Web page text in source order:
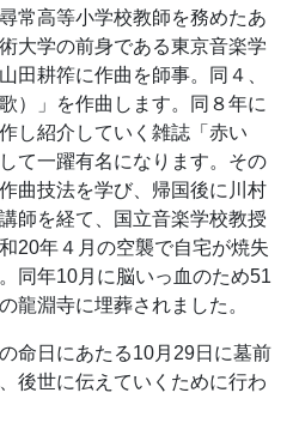
常高等小学校教師を務めたあ
大学の前身である東京音楽学
田耕筰に作曲を師事。同４、
）」を作曲します。同８年に
し紹介していく雑誌「赤い
て一躍有名になります。その
曲技法を学び、帰国後に川村
師を経て、国立音楽学校教授
20年４月の空襲で自宅が焼失
同年10月に脳いっ血のため51
龍淵寺に埋葬されました。
命日にあたる10月29日に墓前
後世に伝えていくために行わ